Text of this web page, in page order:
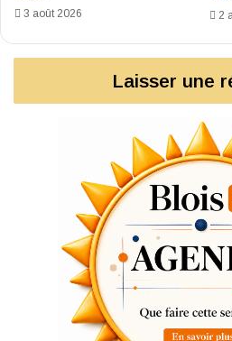
3 août 2026 2
Laisser une